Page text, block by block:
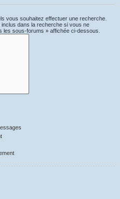
vous souhaitez effectuer une recherche.
inclus dans la recherche si vous ne
les sous-forums » affichée ci-dessous.